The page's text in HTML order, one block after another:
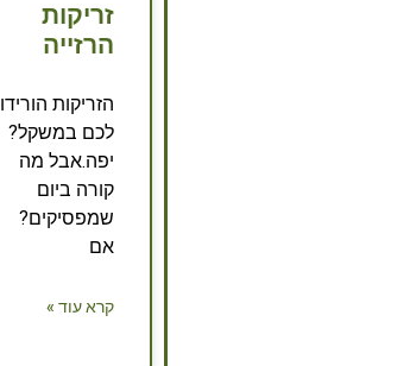
זריקות
הרזייה
הזריקות הורידו
לכם במשקל?
יפה.אבל מה
קורה ביום
שמפסיקים?
אם
קרא עוד »